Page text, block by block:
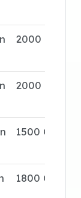
2000 CZK
2000 CZK
1500 CZK
1800 CZK